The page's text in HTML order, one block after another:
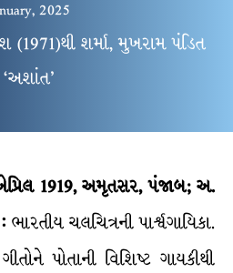
2025
શર્મા, મુખરામ પંડિત
‘અશાંત’
1919,અમૃતસર,પંજાબ; અ.
ભારતીય ચલચિત્રની પાર્શ્ર્વગાયિકા.
પોતાની વિશિષ્ટ ગાયકીથી